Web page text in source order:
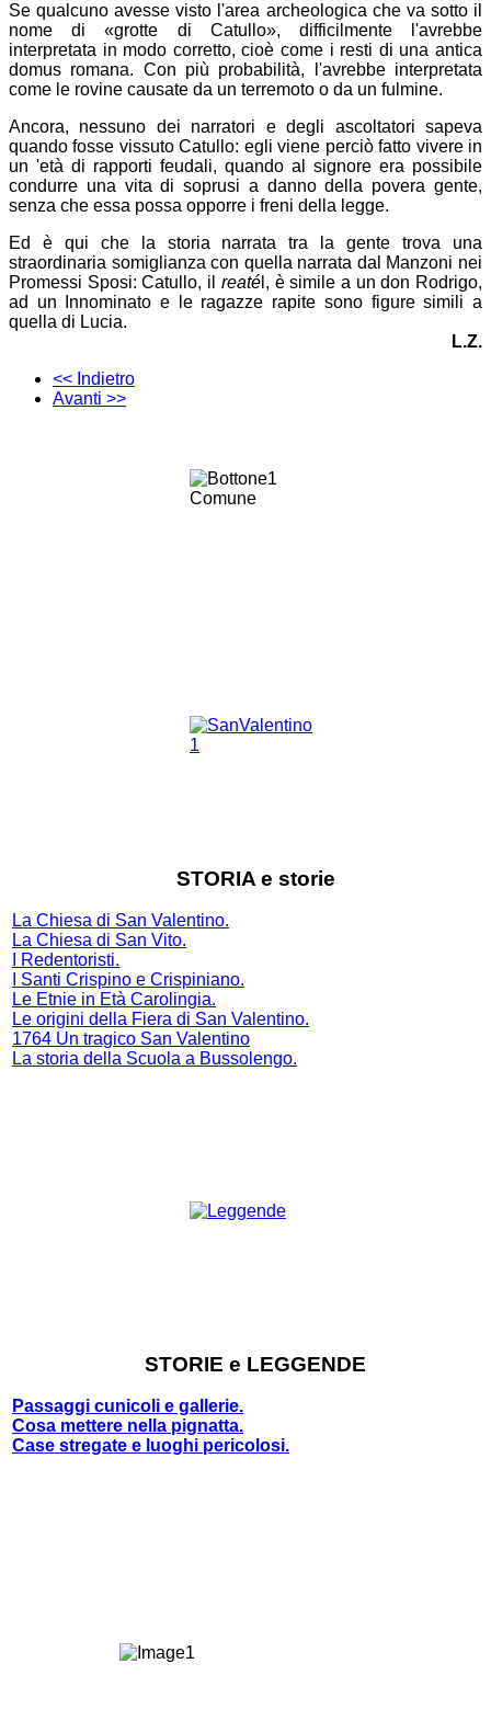
Se qualcuno avesse visto l'area archeologica che va sotto il
nome di «grotte di Catullo», difficilmente l'avrebbe
interpretata in modo corretto, cioè come i resti di una antica
domus romana. Con più probabilità, l'avrebbe interpretata
come le rovine causate da un terremoto o da un fulmine.
Ancora, nessuno dei narratori e degli ascoltatori sapeva
quando fosse vissuto Catullo: egli viene perciò fatto vivere in
un 'età di rapporti feudali, quando al signore era possibile
condurre una vita di soprusi a danno della povera gente,
senza che essa possa opporre i freni della legge.
Ed è qui che la storia narrata tra la gente trova una
straordinaria somiglianza con quella narrata dal Manzoni nei
Promessi Sposi: Catullo, il reatél, è simile a un don Rodrigo,
ad un Innominato e le ragazze rapite sono figure simili a
quella di Lucia.
L.Z.
<< Indietro
Avanti >>
STORIA e storie
La Chiesa di San Valentino.
La Chiesa di San Vito.
I Redentoristi.
I Santi Crispino e Crispiniano.
Le Etnie in Età Carolingia.
Le origini della Fiera di San Valentino.
1764 Un tragico San Valentino
La storia della Scuola a Bussolengo.
STORIE e LEGGENDE
Passaggi cunicoli e gallerie.
Cosa mettere nella pignatta.
Case stregate e luoghi pericolosi.